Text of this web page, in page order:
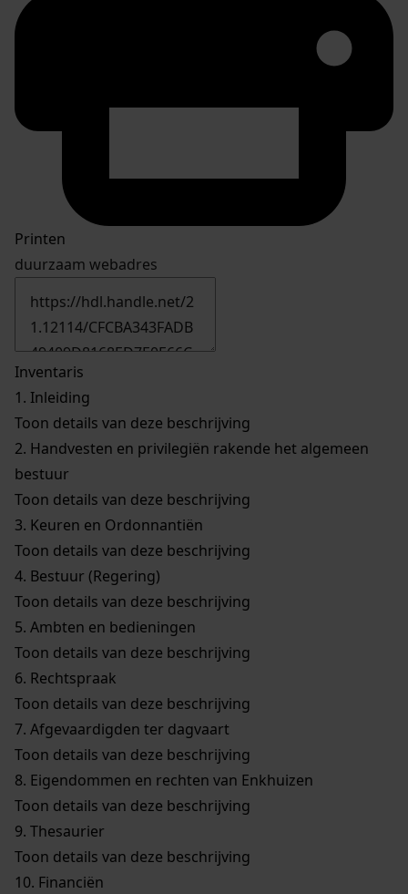
Printen
duurzaam webadres
Inventaris
1. Inleiding
Toon details van deze beschrijving
2. Handvesten en privilegiën rakende het algemeen
bestuur
Toon details van deze beschrijving
3. Keuren en Ordonnantiën
Toon details van deze beschrijving
4. Bestuur (Regering)
Toon details van deze beschrijving
5. Ambten en bedieningen
Toon details van deze beschrijving
6. Rechtspraak
Toon details van deze beschrijving
7. Afgevaardigden ter dagvaart
Toon details van deze beschrijving
8. Eigendommen en rechten van Enkhuizen
Toon details van deze beschrijving
9. Thesaurier
Toon details van deze beschrijving
10. Financiën